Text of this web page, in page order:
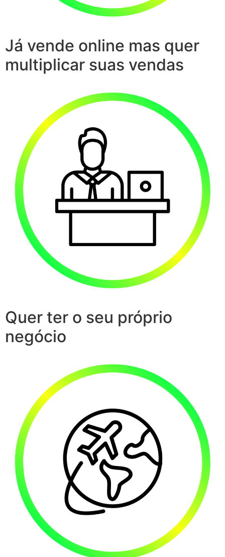
Já vende online mas quer
multiplicar suas vendas
Quer ter o seu próprio
negócio